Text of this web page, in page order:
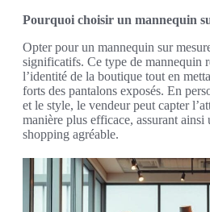
Pourquoi choisir un mannequin
Opter pour un mannequin sur
significatifs. Ce type de mannequin
l’identité de la boutique tout en
forts des pantalons exposés. En
et le style, le vendeur peut capter
manière plus efficace, assurant ainsi
shopping agréable.